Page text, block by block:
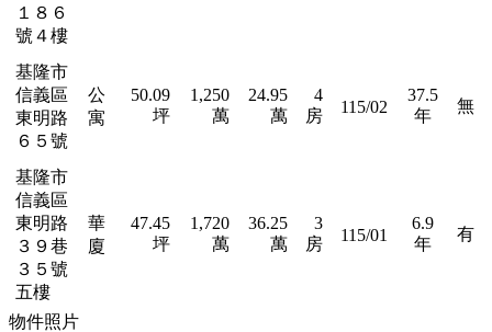
１８６
號４樓
基隆市
信義區
東明路
６５號
公
寓
50.09
坪
1,250
萬
24.95
萬
4
房
115/02
37.5
年
無
基隆市
信義區
東明路
３９巷
３５號
五樓
華
廈
47.45
坪
1,720
萬
36.25
萬
3
房
115/01
6.9
年
有
物件照片